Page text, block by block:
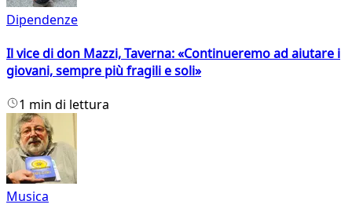
Dipendenze
Il vice di don Mazzi, Taverna: «Continueremo ad aiutare i
giovani, sempre più fragili e soli»
1 min di lettura
Musica